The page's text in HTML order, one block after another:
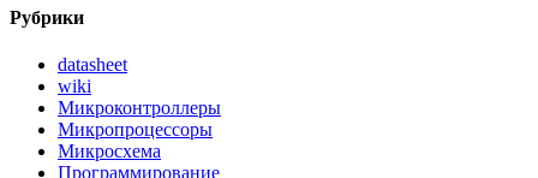
Рубрики
datasheet
wiki
Микроконтроллеры
Микропроцессоры
Микросхема
Программирование